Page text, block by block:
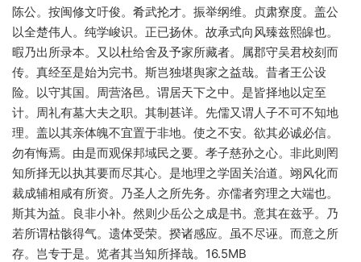
陈公。按闽修文吁俊。肴武抡才。振举纲维。贞肃寮度。盖公
以全楚伟人。纯学峻识。正已扬休。故承式向风臻兹熙皞也。
暇乃出所录本。又以杜给舍及予家所藏者。属郡守吴君校刻而
传。真经至是始为完书。斯岂独堪舆家之益哉。昔者王公设
险。以守其国。周营洛邑。谓居天下之中。是皆择地以定至
计。周礼有墓大夫之职。其制甚详。先儒又谓人子不可不知地
理。盖以其亲体魄不宜置于非地。使之不安。欲其必诚必信。
勿有悔焉。由是而观保邦域民之要。孝子慈孙之心。非此则罔
知所择无以执其要而尽其心。是地理之学固关治道。翊风化而
裁成辅相咸有所资。乃圣人之所先务。亦儒者穷理之大端也。
斯其为益。良非小补。然则少岳公之成是书。意其在兹乎。乃
若所谓枯骸得气。遗体受荣。揆诸感应。虽不尽诬。而意之所
存。岂专于是。览者其当知所择哉。16.5MB